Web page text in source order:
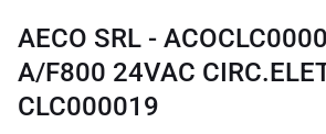
AECO SRL -
A/F800 24VAC
CLC000019